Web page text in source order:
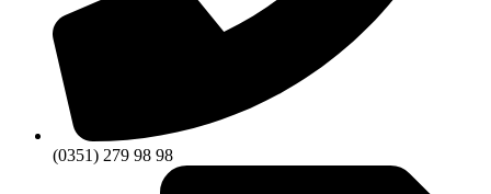
(0351) 279 98 98